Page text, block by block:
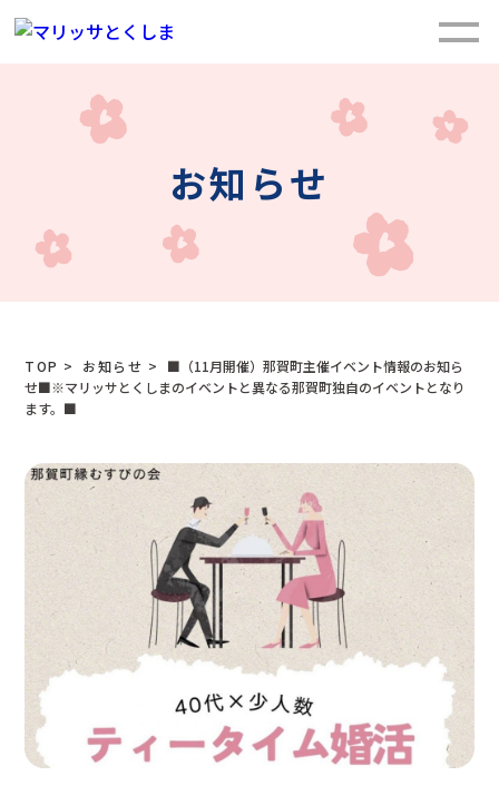
お知らせ
TOP > お知らせ >
■（11月開催）那賀町主催イベント情報のお知ら
せ■※マリッサとくしまのイベントと異なる那賀町独自のイベントとなり
ます。■